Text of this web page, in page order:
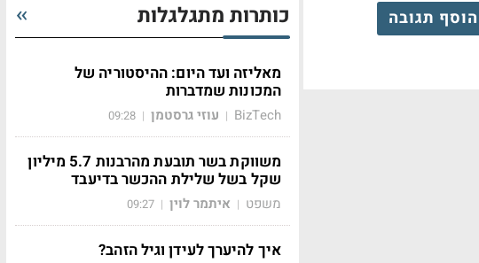
הוסף תגובה כותרות מתגלגלות
מאליזה ועד היום: ההיסטוריה של
המכונות שמדברות
BizTech
| עוזי גרסטמן |
09:28
משווקת בשר תובעת מהרבנות 5.7 מיליון
שקל בשל שלילת ההכשר בדיעבד
משפט | איתמר לוין |
09:27
איך להיערך לעידן וגיל הזהב?